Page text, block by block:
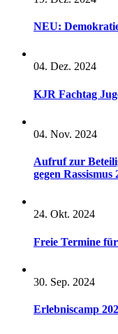
NEU:
04. Dez. 2024
KJR Fachtag
04. Nov. 2024
Aufruf zur
gegen Rassismus
24. Okt. 2024
Freie Termine
30. Sep. 2024
Erlebniscamp